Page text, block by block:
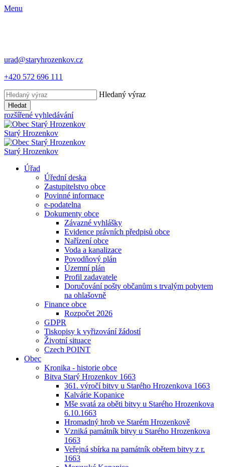
Menu
urad@staryhrozenkov.cz
+420 572 696 111
Hledaný výraz
Hledat
rozšířené vyhledávání
Starý Hrozenkov
Starý Hrozenkov
Úřad
Úřední deska
Zastupitelstvo obce
Povinné informace
e-podatelna
Dokumenty obce
Závazné vyhlášky
Evidence právních předpisů obce
Nařízení obce
Voda a kanalizace
Povodňový plán
Územní plán
Profil zadavatele
Doručování pošty občanům s trvalým pobytem
na ohlašovně
Finance obce
Rozpočet 2026
GDPR
Tiskopisy k vyřizování žádostí
Životní situace
Czech POINT
Obec
Kronika - historie obce
Bitva Starý Hrozenkov 1663
361. výročí bitvy u Starého Hrozenkova 1663
Kalvárie Kopanice
Mše svatá za oběti bitvy u Starého Hrozenkova
6.10.1663
Hromadný hrob ve Starém Hrozenkově
Vzniká památník bitvy u Starého Hrozenkova
1663
Veřejná sbírka na památník obětem bitvy z r.
1663